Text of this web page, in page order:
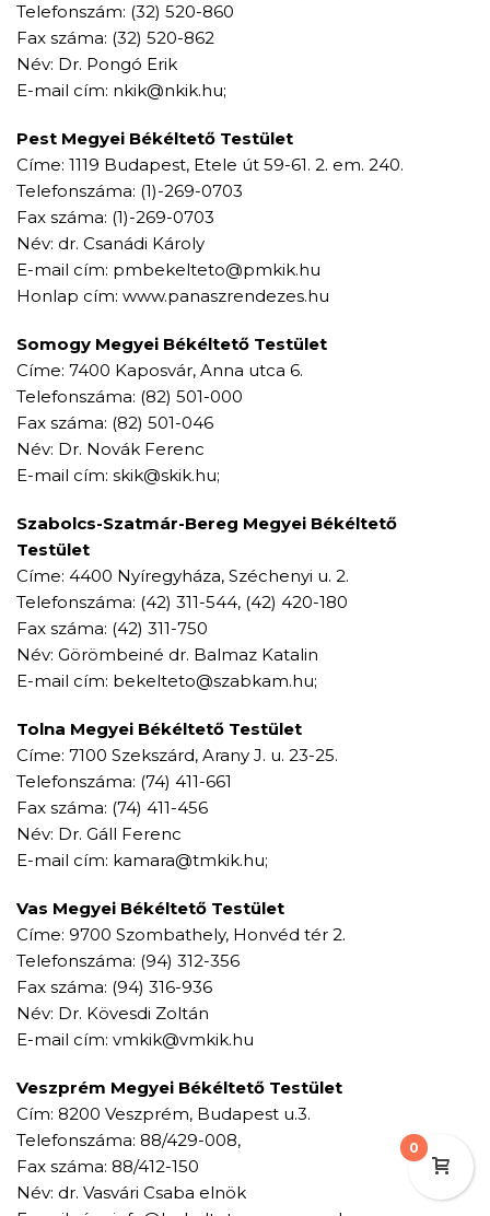
Telefonszám: (32) 520-860
Fax száma: (32) 520-862
Név: Dr. Pongó Erik
E-mail cím: nkik@nkik.hu;
Pest Megyei Békéltető Testület
Címe: 1119 Budapest, Etele út 59-61. 2. em. 240.
Telefonszáma: (1)-269-0703
Fax száma: (1)-269-0703
Név: dr. Csanádi Károly
E-mail cím: pmbekelteto@pmkik.hu
Honlap cím: www.panaszrendezes.hu
Somogy Megyei Békéltető Testület
Címe: 7400 Kaposvár, Anna utca 6.
Telefonszáma: (82) 501-000
Fax száma: (82) 501-046
Név: Dr. Novák Ferenc
E-mail cím: skik@skik.hu;
Szabolcs-Szatmár-Bereg Megyei Békéltető
Testület
Címe: 4400 Nyíregyháza, Széchenyi u. 2.
Telefonszáma: (42) 311-544, (42) 420-180
Fax száma: (42) 311-750
Név: Görömbeiné dr. Balmaz Katalin
E-mail cím: bekelteto@szabkam.hu;
Tolna Megyei Békéltető Testület
Címe: 7100 Szekszárd, Arany J. u. 23-25.
Telefonszáma: (74) 411-661
Fax száma: (74) 411-456
Név: Dr. Gáll Ferenc
E-mail cím: kamara@tmkik.hu;
Vas Megyei Békéltető Testület
Címe: 9700 Szombathely, Honvéd tér 2.
Telefonszáma: (94) 312-356
Fax száma: (94) 316-936
Név: Dr. Kövesdi Zoltán
E-mail cím: vmkik@vmkik.hu
Veszprém Megyei Békéltető Testület
Cím: 8200 Veszprém, Budapest u.3.
Telefonszáma: 88/429-008,
Fax száma: 88/412-150
Név: dr. Vasvári Csaba elnök
0